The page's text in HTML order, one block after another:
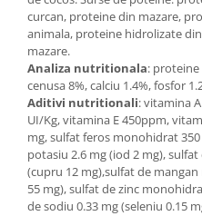
curcan, proteine din mazare,
animala, proteine hidrolizate
mazare.
Analiza nutritionala: proteine
cenusa 8%, calciu 1.4%, fosfor
Aditivi nutritionali: vitamina
UI/Kg, vitamina E 450ppm,
mg, sulfat feros monohidrat
potasiu 2.6 mg (iod 2 mg),
(cupru 12 mg),sulfat de
55 mg), sulfat de zinc
de sodiu 0.33 mg (seleniu 0.15